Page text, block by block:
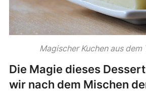
Magischer Kuchen aus dem
Die Magie dieses
wir nach dem Mischen